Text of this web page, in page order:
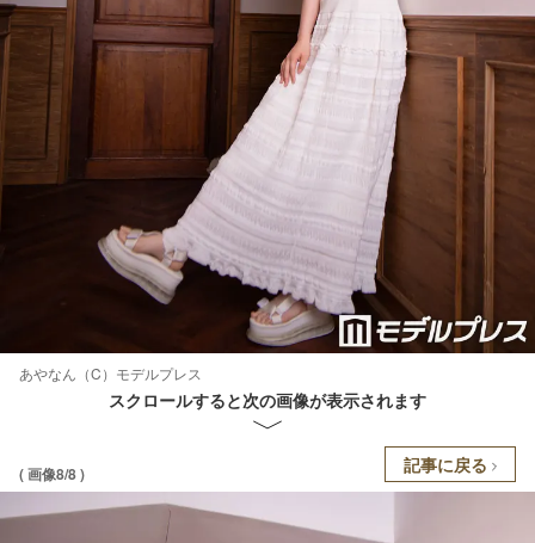
あやなん（C）モデルプレス
スクロールすると次の画像が表示されます
( 画像8/8 ) 記事に戻る